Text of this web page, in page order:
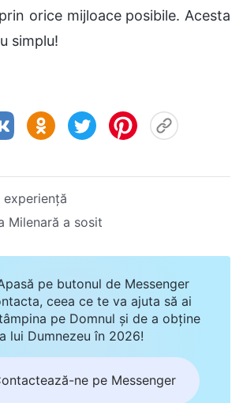
orice mijloace posibile. Acesta
simplu!
experiență
Milenară a sosit
pe butonul de Messenger
ceea ce te va ajuta să ai
pe Domnul și de a obține
lui Dumnezeu în 2026!
ne pe Messenger